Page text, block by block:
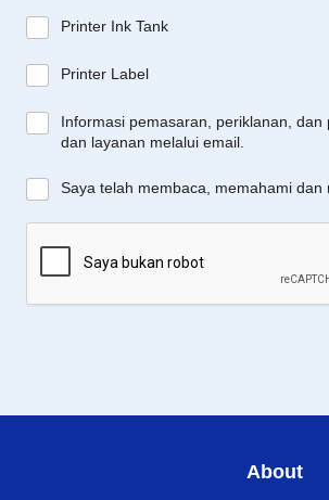
Printer Ink Tank
Printer Label
Informasi pemasaran, periklanan,
dan layanan melalui email.
Saya telah membaca, memahami dan
About